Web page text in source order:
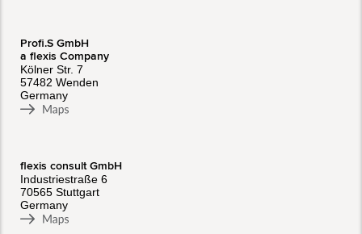
Profi.S GmbH
a flexis Company
Kölner Str. 7
57482 Wenden
Germany
flexis consult GmbH
Industriestraße 6
70565 Stuttgart
Germany